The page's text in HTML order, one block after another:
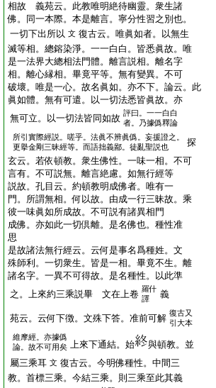
相故 義苑云。此教唯明絶待幽靈。衆生諸
佛。同一本際。本是離言。寧分性習之別也。
一切下出所以 文 復古云。唯眞如者。以無生
滅等相。總鎔染淨。一一白白。皆悉眞故。唯
是一法界大總相法門體。離言説相。離名字
相。離心縁相。畢竟平等。無有變異。不可
破壞。唯是一心。故名眞如。亦不下。論云。此
眞如體。無有可遣。以一切法悉皆眞故。亦
無可立。以一切法皆同如故 評曰。一一白白
者。乃據僞釋論
所引實際經説。嗟乎。法眞不辨眞僞。妄援證之。
更擧金剛三昧經等。而語拙義鄙。徒亂聖説也
探
玄云。若依頓教。衆生佛性。一味一相。不可
言有。不可説無。離言絶慮。如無行經等
説故。孔目云。約頓教明成佛者。唯有一
門。所謂無相。何以故。由成一行三昧故。乘
彼一味眞如所成故。不可説有諸異相門
成佛。亦如此一切倶離。是名佛也。種性准
思
是故諸法無行經云。云何是事名爲種姓。文
殊師利。一切衆生。皆是一相。畢竟不生。離
諸名字。一異不可得故。是名種性。以此準
之。上來約三乘説畢 文在上卷 羅什
譯
義
苑云。云何下徴。文殊下答。准前可解 復古又
引大本
維摩經。亦據僞
論。故不可用矣 上來下通結。始
與頓教。並
屬三乘耳 文 復古云。今明佛種性。中間三
教。首標三乘。今結三乘。則三乘至此其義